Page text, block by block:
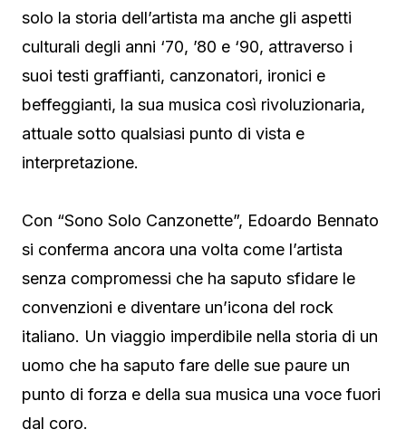
solo la storia dell’artista ma anche gli aspetti
culturali degli anni ‘70, ’80 e ‘90, attraverso i
suoi testi graffianti, canzonatori, ironici e
beffeggianti, la sua musica così rivoluzionaria,
attuale sotto qualsiasi punto di vista e
interpretazione.
Con “Sono Solo Canzonette”, Edoardo Bennato
si conferma ancora una volta come l’artista
senza compromessi che ha saputo sfidare le
convenzioni e diventare un’icona del rock
italiano. Un viaggio imperdibile nella storia di un
uomo che ha saputo fare delle sue paure un
punto di forza e della sua musica una voce fuori
dal coro.